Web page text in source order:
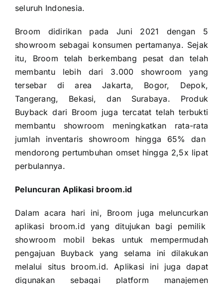
seluruh Indonesia.
Broom didirikan pada Juni 2021 dengan 5
showroom sebagai konsumen pertamanya. Sejak
itu, Broom telah berkembang pesat dan telah
membantu lebih dari 3.000 showroom yang
tersebar di area Jakarta, Bogor, Depok,
Tangerang, Bekasi, dan Surabaya. Produk
Buyback dari Broom juga tercatat telah terbukti
membantu showroom meningkatkan rata-rata
jumlah inventaris showroom hingga 65% dan
mendorong pertumbuhan omset hingga 2,5x lipat
perbulannya.
Peluncuran Aplikasi broom.id
Dalam acara hari ini, Broom juga meluncurkan
aplikasi broom.id yang ditujukan bagi pemilik
showroom mobil bekas untuk mempermudah
pengajuan Buyback yang selama ini dilakukan
melalui situs broom.id. Aplikasi ini juga dapat
digunakan sebagai platform manajemen